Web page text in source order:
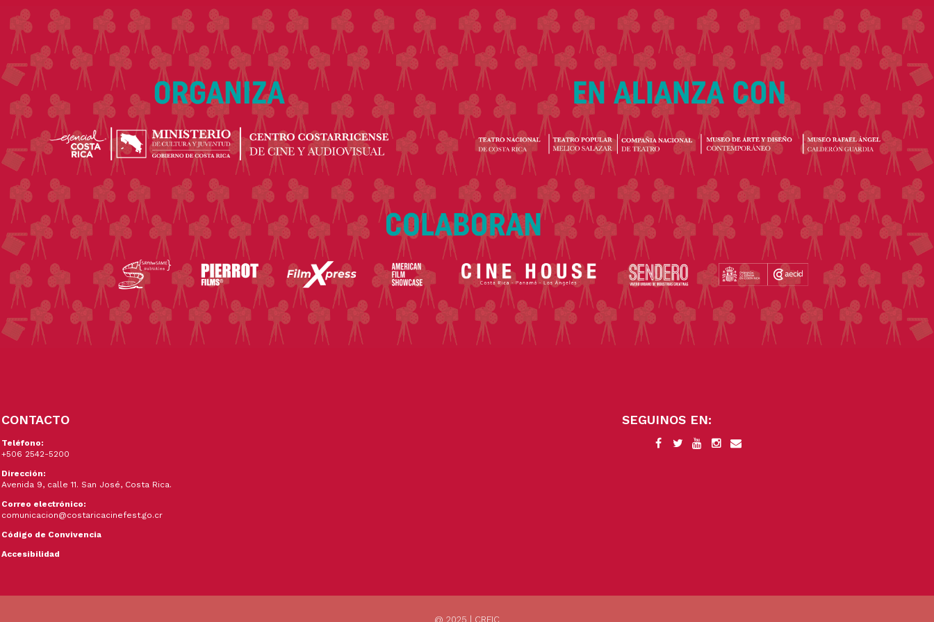
CONTACTO
Teléfono:
+506 2542-5200
Dirección:
Avenida 9, calle 11. San José, Costa Rica.
Correo electrónico:
comunicacion@costaricacinefest.go.cr
Código de Convivencia
Accesibilidad
SEGUINOS EN:
@ 2025 | CRFIC